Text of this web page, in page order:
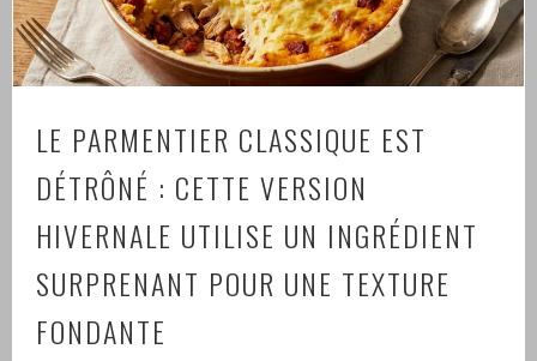
LE PARMENTIER CLASSIQUE EST
DÉTRÔNÉ : CETTE VERSION
HIVERNALE UTILISE UN INGRÉDIENT
SURPRENANT POUR UNE TEXTURE
FONDANTE